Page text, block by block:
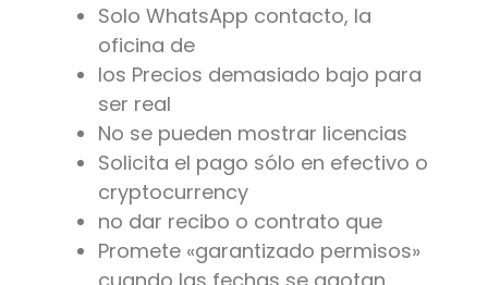
Solo WhatsApp contacto, la
oficina de
los Precios demasiado bajo para
ser real
No se pueden mostrar licencias
Solicita el pago sólo en efectivo o
cryptocurrency
no dar recibo o contrato que
Promete «garantizado permisos»